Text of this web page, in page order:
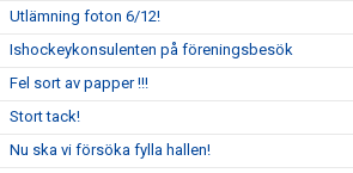
Utlämning foton 6/12!
Ishockeykonsulenten på föreningsbesök
Fel sort av papper !!!
Stort tack!
Nu ska vi försöka fylla hallen!